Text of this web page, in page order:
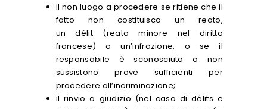
il non luogo a procedere se ritiene che il
fatto non costituisca un reato,
un délit (reato minore nel diritto
francese) o un’infrazione, o se il
responsabile è sconosciuto o non
sussistono prove sufficienti per
procedere all’incriminazione;
il rinvio a giudizio (nel caso di délits e